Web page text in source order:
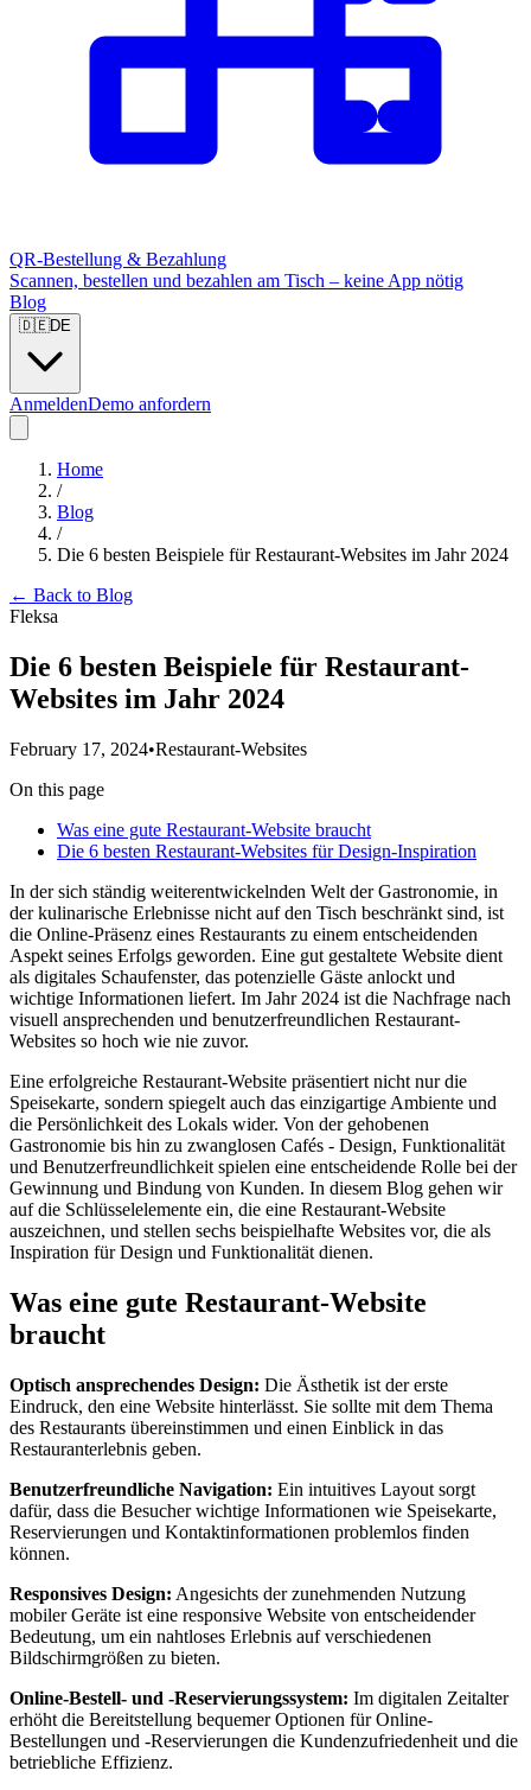
QR-Bestellung & Bezahlung
Scannen, bestellen und bezahlen am Tisch – keine App nötig
Blog
🇩🇪DE
AnmeldenDemo anfordern
Home
/
Blog
/
Die 6 besten Beispiele für Restaurant-Websites im Jahr 2024
← Back to Blog
Fleksa
Die 6 besten Beispiele für Restaurant-
Websites im Jahr 2024
February 17, 2024•Restaurant-Websites
On this page
Was eine gute Restaurant-Website braucht
Die 6 besten Restaurant-Websites für Design-Inspiration
In der sich ständig weiterentwickelnden Welt der Gastronomie, in
der kulinarische Erlebnisse nicht auf den Tisch beschränkt sind, ist
die Online-Präsenz eines Restaurants zu einem entscheidenden
Aspekt seines Erfolgs geworden. Eine gut gestaltete Website dient
als digitales Schaufenster, das potenzielle Gäste anlockt und
wichtige Informationen liefert. Im Jahr 2024 ist die Nachfrage nach
visuell ansprechenden und benutzerfreundlichen Restaurant-
Websites so hoch wie nie zuvor.
Eine erfolgreiche Restaurant-Website präsentiert nicht nur die
Speisekarte, sondern spiegelt auch das einzigartige Ambiente und
die Persönlichkeit des Lokals wider. Von der gehobenen
Gastronomie bis hin zu zwanglosen Cafés - Design, Funktionalität
und Benutzerfreundlichkeit spielen eine entscheidende Rolle bei der
Gewinnung und Bindung von Kunden. In diesem Blog gehen wir
auf die Schlüsselelemente ein, die eine Restaurant-Website
auszeichnen, und stellen sechs beispielhafte Websites vor, die als
Inspiration für Design und Funktionalität dienen.
Was eine gute Restaurant-Website
braucht
Optisch ansprechendes Design: Die Ästhetik ist der erste
Eindruck, den eine Website hinterlässt. Sie sollte mit dem Thema
des Restaurants übereinstimmen und einen Einblick in das
Restauranterlebnis geben.
Benutzerfreundliche Navigation: Ein intuitives Layout sorgt
dafür, dass die Besucher wichtige Informationen wie Speisekarte,
Reservierungen und Kontaktinformationen problemlos finden
können.
Responsives Design: Angesichts der zunehmenden Nutzung
mobiler Geräte ist eine responsive Website von entscheidender
Bedeutung, um ein nahtloses Erlebnis auf verschiedenen
Bildschirmgrößen zu bieten.
Online-Bestell- und -Reservierungssystem: Im digitalen Zeitalter
erhöht die Bereitstellung bequemer Optionen für Online-
Bestellungen und -Reservierungen die Kundenzufriedenheit und die
betriebliche Effizienz.